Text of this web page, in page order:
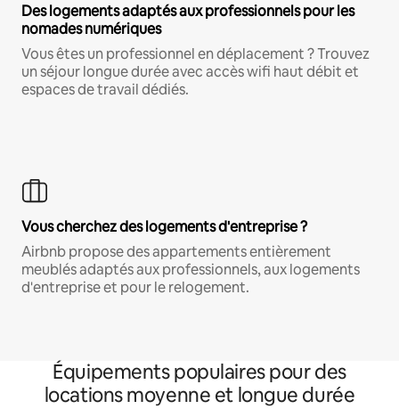
Des logements adaptés aux professionnels pour les
nomades numériques
Vous êtes un professionnel en déplacement ? Trouvez
un séjour longue durée avec accès wifi haut débit et
espaces de travail dédiés.
Vous cherchez des logements d'entreprise ?
Airbnb propose des appartements entièrement
meublés adaptés aux professionnels, aux logements
d'entreprise et pour le relogement.
Équipements populaires pour des
locations moyenne et longue durée